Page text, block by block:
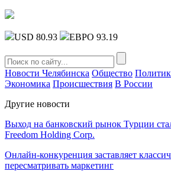
USD 80.93 ЕВРО 93.19
Новости Челябинска Общество
Экономика Происшествия В России
Другие новости
Выход на банковский рынок Турции
Freedom Holding Corp.
Онлайн-конкуренция заставляет
пересматривать маркетинг